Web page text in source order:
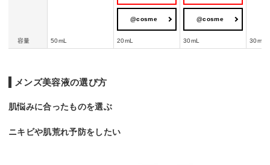
@cosme @cosme
容量 50mL 20mL 30mL 30mL
メンズ美容液の選び方
肌悩みに合ったものを選ぶ
ニキビや肌荒れ予防をしたい